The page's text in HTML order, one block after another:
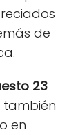
de
23
también
en